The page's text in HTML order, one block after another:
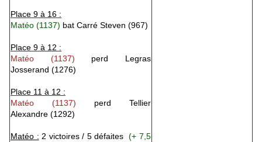
Place 9 à 16 :
Matéo (1137) bat Carré Steven (967)
Place 9 à 12 :
Matéo (1137) perd Legras
Josserand (1276)
Place 11 à 12 :
Matéo (1137) perd Tellier
Alexandre (1292)
Matéo : 2 victoires / 5 défaites (+ 7,5